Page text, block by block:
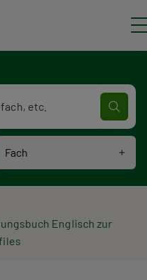
Fach
Englisch zur